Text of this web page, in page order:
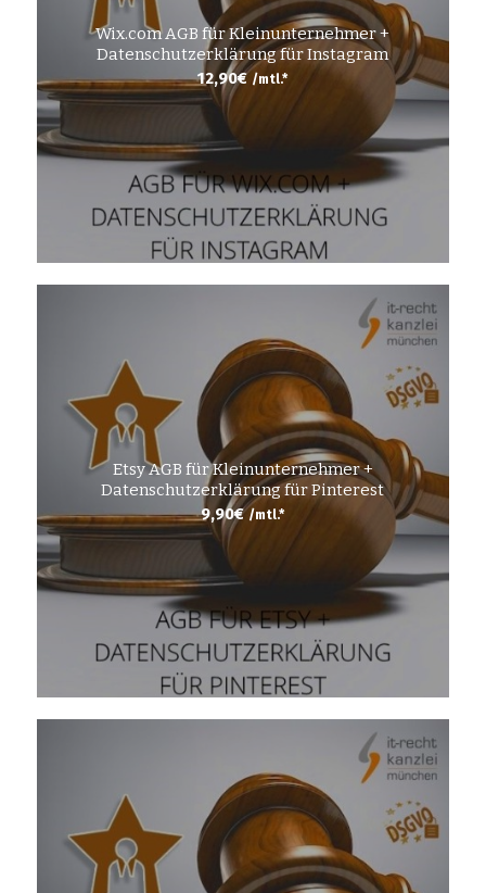
Wix.com AGB für Kleinunternehmer +
Datenschutzerklärung für Instagram
12,90€ /mtl.*
Etsy AGB für Kleinunternehmer +
Datenschutzerklärung für Pinterest
9,90€ /mtl.*